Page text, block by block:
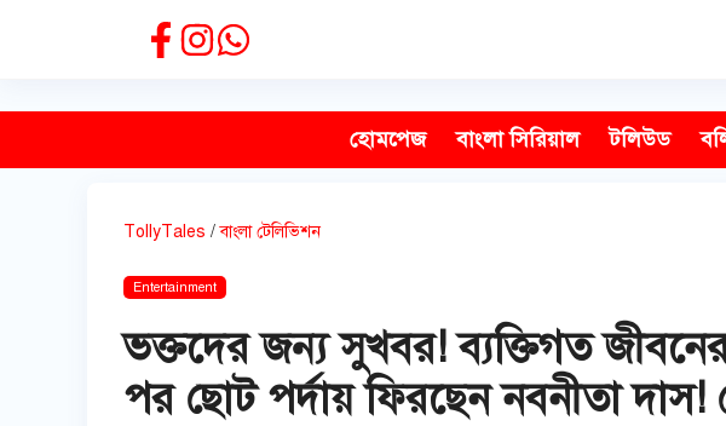
হোমপেজ বাংলা সিরিয়াল টলিউড
TollyTales /বাংলা টেলিভিশন
Entertainment
ভক্তদের জন্য সুখবর! ব্যক্তিগত
পর ছোট পর্দায় ফিরছেন নবনীতা দাস!